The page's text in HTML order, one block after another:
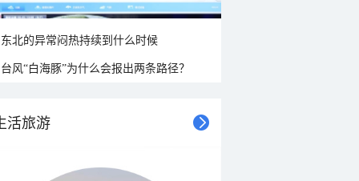
东北的异常闷热持续到什么时候
台风“白海豚”为什么会报出两条路径？
活旅游